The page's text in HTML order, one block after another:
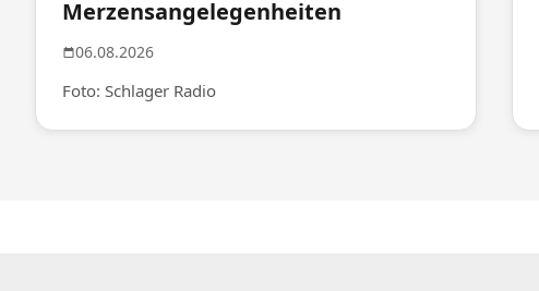
Merzensangelegenheiten
06.08.2026
Foto: Schlager Radio